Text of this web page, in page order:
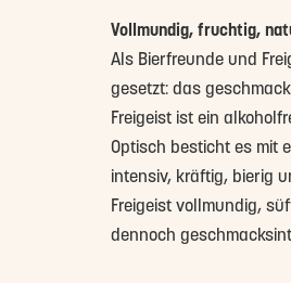
Vollmundig, fruchtig,
Als Bierfreunde und
gesetzt: das
Freigeist ist ein
Optisch besticht es mit
intensiv, kräftig, bierig
Freigeist vollmundig,
dennoch